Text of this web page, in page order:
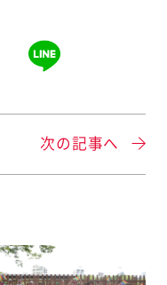
次の記事へ